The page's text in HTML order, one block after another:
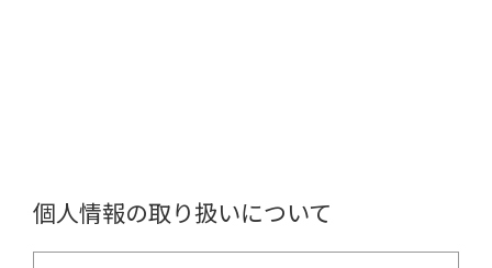
個人情報の取り扱いについて